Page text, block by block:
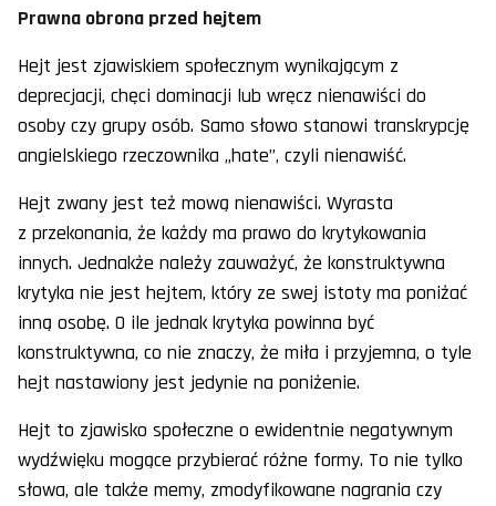
Prawna obrona przed hejtem
Hejt jest zjawiskiem społecznym wynikającym z
deprecjacji, chęci dominacji lub wręcz nienawiści do
osoby czy grupy osób. Samo słowo stanowi transkrypcję
angielskiego rzeczownika „hate”, czyli nienawiść.
Hejt zwany jest też mową nienawiści. Wyrasta
z przekonania, że każdy ma prawo do krytykowania
innych. Jednakże należy zauważyć, że konstruktywna
krytyka nie jest hejtem, który ze swej istoty ma poniżać
inną osobę. O ile jednak krytyka powinna być
konstruktywna, co nie znaczy, że miła i przyjemna, o tyle
hejt nastawiony jest jedynie na poniżenie.
Hejt to zjawisko społeczne o ewidentnie negatywnym
wydźwięku mogące przybierać różne formy. To nie tylko
słowa, ale także memy, zmodyfikowane nagrania czy